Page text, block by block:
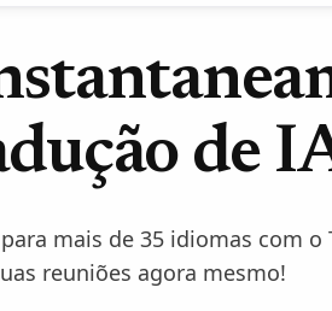
de
mais de 35 idiomas com o
reuniões agora mesmo!